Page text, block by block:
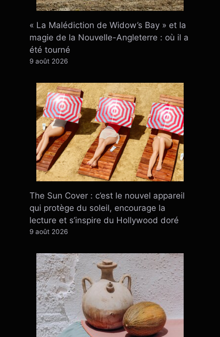
« La Malédiction de Widow’s Bay » et la
magie de la Nouvelle-Angleterre : où il a
été tourné
9 août 2026
The Sun Cover : c’est le nouvel appareil
qui protège du soleil, encourage la
lecture et s’inspire du Hollywood doré
9 août 2026